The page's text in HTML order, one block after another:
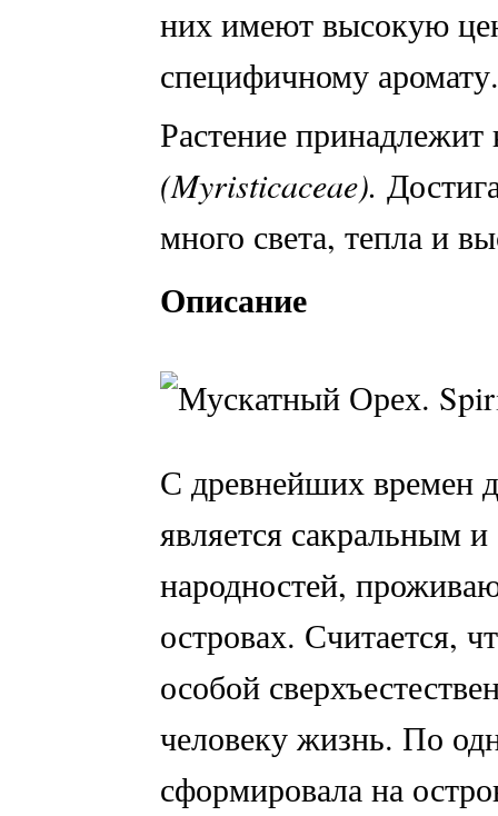
них имеют высокую
специфичному аромату.
Растение
(Myristicaceae).
много света, тепла и
Описание
С древнейших времен
является сакральным
народностей,
островах. Считается,
особой
человеку жизнь. По
сформировала на